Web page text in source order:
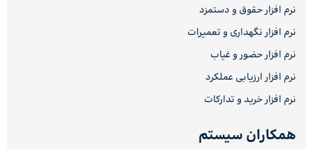
نرم افزار حقوق و دستمزد
نرم افزار نگهداری و تعمیرات
نرم افزار حضور و غیاب
نرم افزار ارزیابی عملکرد
نرم افزار خرید و تدارکات
همکاران سیستم